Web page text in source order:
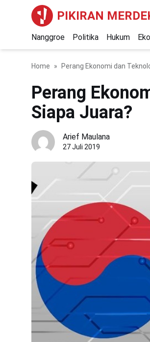
PIKIRAN
Nanggroe Politika Hukum
Home Perang Ekonomi dan
Perang
Siapa Juara?
Arief Maulana
27 Juli 2019